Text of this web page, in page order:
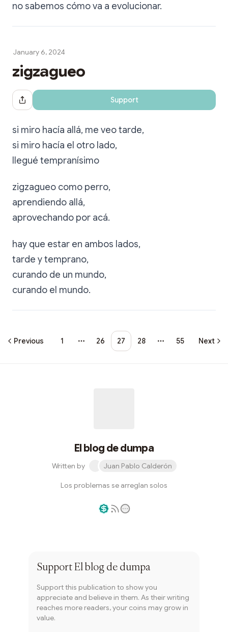
no sabemos cómo va a evolucionar.
January 6, 2024
zigzagueo
Share Dialog Support
si miro hacía allá, me veo tarde,
si miro hacía el otro lado,
llegué tempranísimo
zigzagueo como perro,
aprendiendo allá,
aprovechando por acá.
hay que estar en ambos lados,
tarde y temprano,
curando de un mundo,
curando el mundo.
Previous 1
More pages
26 27 28
More pages
55 Next
El blog de dumpa
Written by Juan Pablo Calderón
Los problemas se arreglan solos
SupportEl blog de dumpa
Support this publication to show you
appreciate and believe in them. As their writing
reaches more readers, your coins may grow in
value.